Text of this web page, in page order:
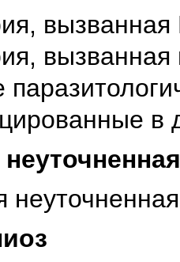
вызванная
вызванная
в
неуточненная